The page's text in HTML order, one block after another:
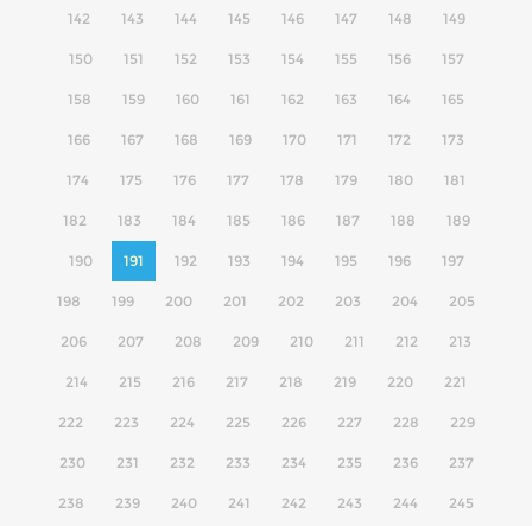
142 143 144 145 146 147 148 149
150 151 152 153 154 155 156 157
158 159 160 161 162 163 164 165
166 167 168 169 170 171 172 173
174 175 176 177 178 179 180 181
182 183 184 185 186 187 188 189
190 191 192 193 194 195 196 197
198 199 200 201 202 203 204 205
206 207 208 209 210 211 212 213
214 215 216 217 218 219 220 221
222 223 224 225 226 227 228 229
230 231 232 233 234 235 236 237
238 239 240 241 242 243 244 245